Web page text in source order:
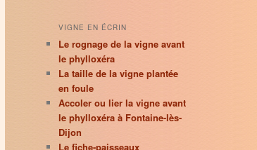
VIGNE EN ÉCRIN
Le rognage de la vigne avant
le phylloxéra
La taille de la vigne plantée
en foule
Accoler ou lier la vigne avant
le phylloxéra à Fontaine-lès-
Dijon
Le fiche-paisseaux